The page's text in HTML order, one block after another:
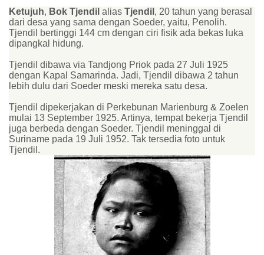
Ketujuh, Bok Tjendil alias Tjendil , 20 tahun yang berasal
dari desa yang sama dengan Soeder, yaitu, Penolih.
Tjendil bertinggi 144 cm dengan ciri fisik ada bekas luka
dipangkal hidung.
Tjendil dibawa via Tandjong Priok pada 27 Juli 1925
dengan Kapal Samarinda. Jadi, Tjendil dibawa 2 tahun
lebih dulu dari Soeder meski mereka satu desa.
Tjendil dipekerjakan di Perkebunan Marienburg & Zoelen
mulai 13 September 1925. Artinya, tempat bekerja Tjendil
juga berbeda dengan Soeder. Tjendil meninggal di
Suriname pada 19 Juli 1952. Tak tersedia foto untuk
Tjendil.